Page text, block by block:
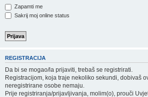
Zapamti me
Sakrij moj online status
REGISTRACIJA
Da bi se mogao/la prijaviti, trebaš se registrirati.
Registracijom, koja traje nekoliko sekundi, dobivaš
neregistrirane osobe nemaju.
Prije registriranja/prijavljivanja, molim(o), prouči